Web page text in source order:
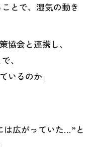
とで、湿気の動き
協会と連携し、
、
いるのか」
は広がっていた…”と